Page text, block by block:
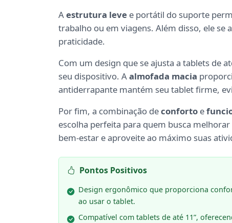
Aestrutura leve e portátil do suporte
trabalho ou em viagens. Além disso, ele se
praticidade.
Com um design que se ajusta a tablets de
seu dispositivo. Aalmofada macia
antiderrapante mantém seu tablet firme,
Por fim, a combinação deconforto e
escolha perfeita para quem busca
bem-estar e aproveite ao máximo suas
Pontos Positivos
Design ergonômico que proporciona
ao usar o tablet.
Compatível com tablets de até 11”,